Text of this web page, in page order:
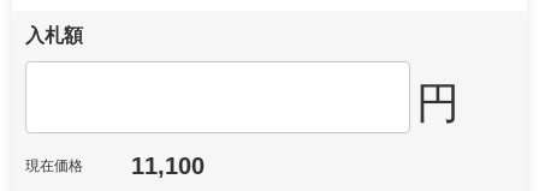
入札額
円
現在価格 11,100